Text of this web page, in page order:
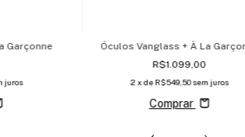
Garçonne
juros
Óculos Vanglass + À La
R$1.099,00
2 x deR$549,50 sem juros
Comprar